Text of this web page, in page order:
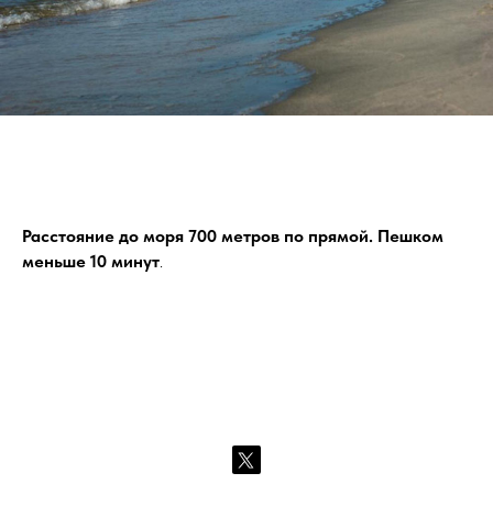
Расстояние до моря 700 метров по прямой. Пешком
меньше 10 минут.